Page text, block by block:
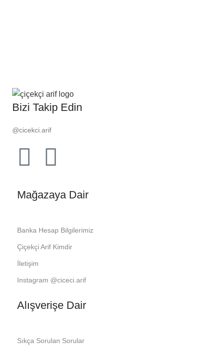
Bizi Takip Edin
@cicekci.arif
Mağazaya Dair
Banka Hesap Bilgilerimiz
Çiçekçi Arif Kimdir
İletişim
Instagram @ciceci.arif
Alışverişe Dair
Sıkça Sorulan Sorular